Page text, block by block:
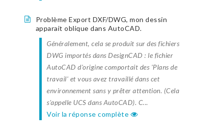
Problème Export DXF/DWG, mon dessin
apparait oblique dans AutoCAD.
Généralement, cela se produit sur des fichiers
DWG importés dans DesignCAD : le fichier
AutoCAD d'origine comportait des 'Plans de
travail' et vous avez travaillé dans cet
environnement sans y prêter attention. (Cela
s'appelle UCS dans AutoCAD). C...
Voir la réponse complète